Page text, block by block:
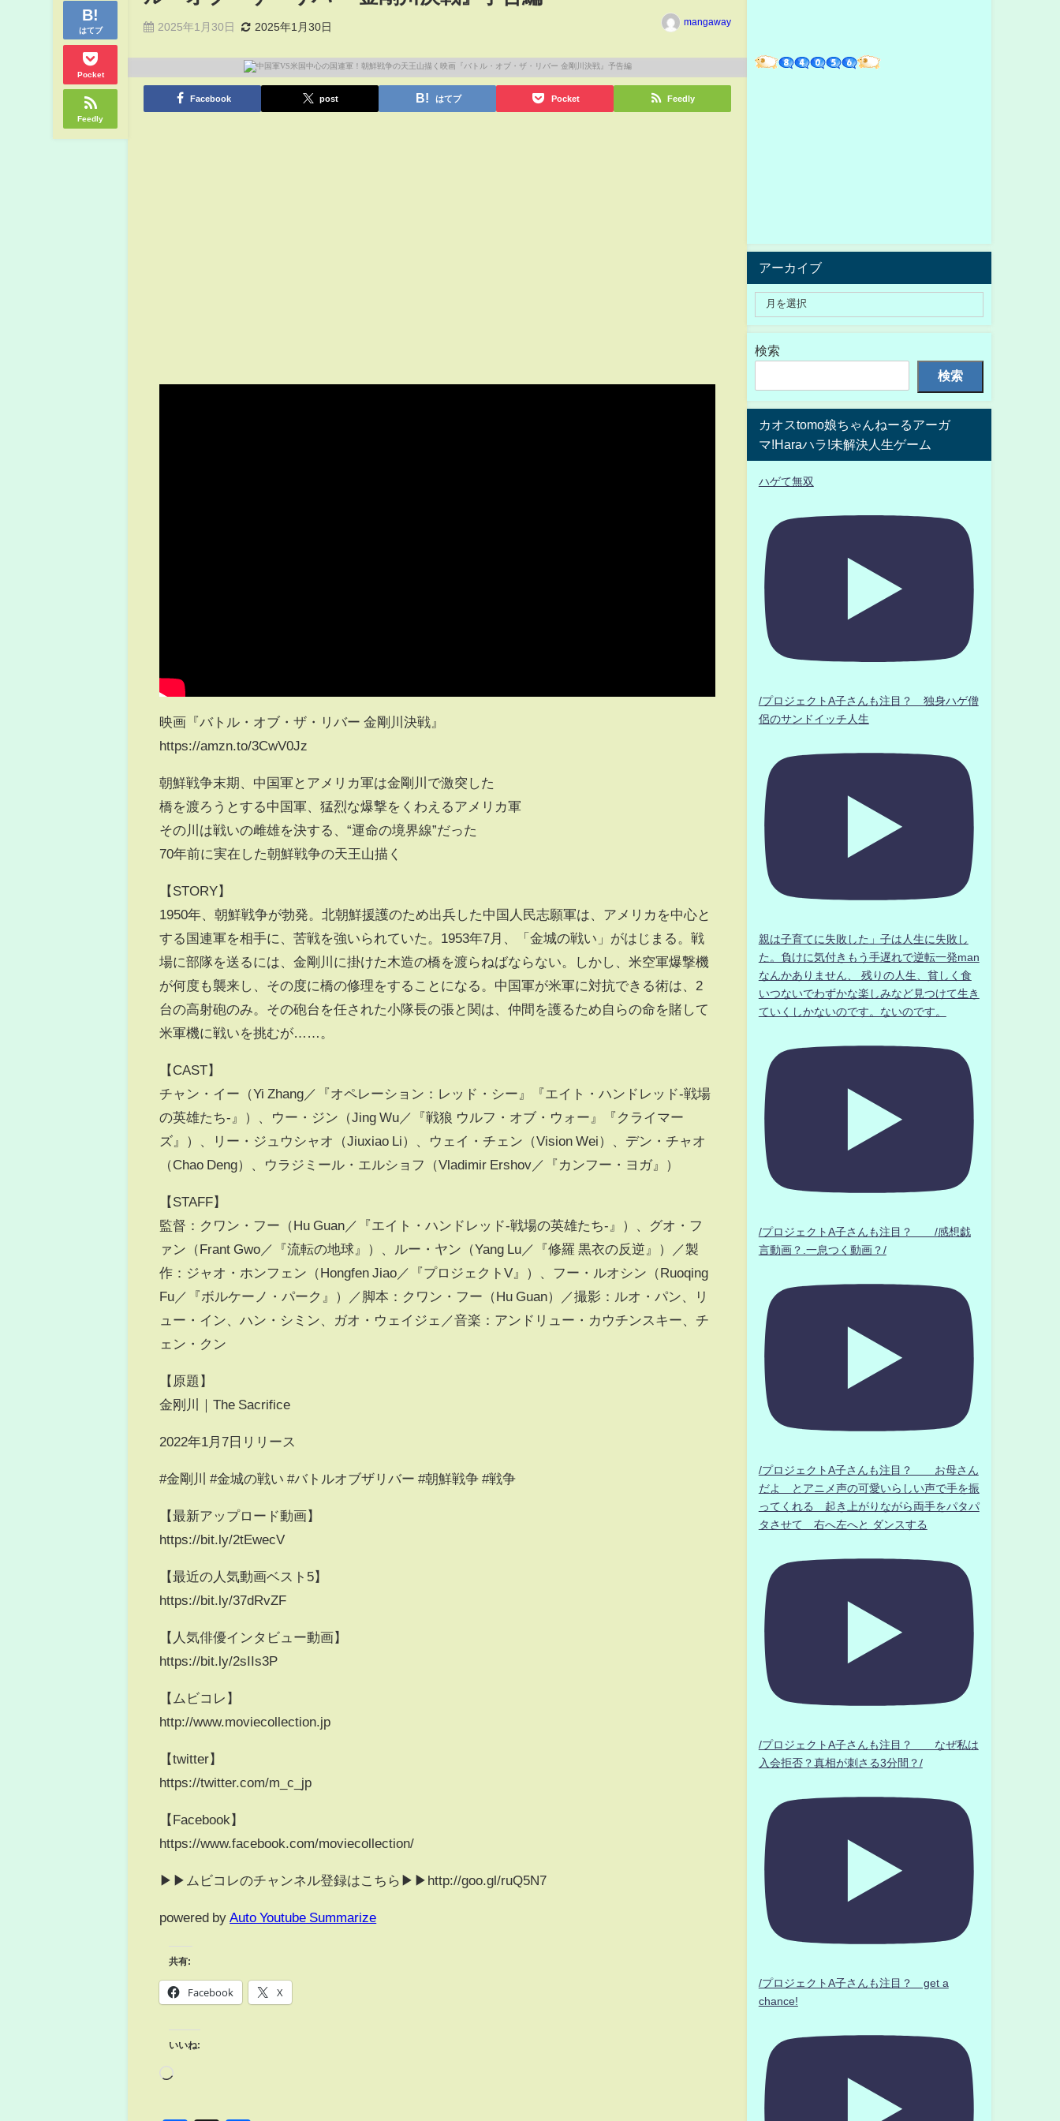
はてブ
Pocket
Feedly
2025年1月30日 2025年1月30日 mangaway
Facebook post はてブ Pocket Feedly
映画『バトル・オブ・ザ・リバー 金剛川決戦』
https://amzn.to/3CwV0Jz
朝鮮戦争末期、中国軍とアメリカ軍は金剛川で激突した
橋を渡ろうとする中国軍、猛烈な爆撃をくわえるアメリカ軍
その川は戦いの雌雄を決する、“運命の境界線”だった
70年前に実在した朝鮮戦争の天王山描く
【STORY】
1950年、朝鮮戦争が勃発。北朝鮮援護のため出兵した中国人民志願軍は、アメリカを中心と
する国連軍を相手に、苦戦を強いられていた。1953年7月、「金城の戦い」がはじまる。戦
場に部隊を送るには、金剛川に掛けた木造の橋を渡らねばならない。しかし、米空軍爆撃機
が何度も襲来し、その度に橋の修理をすることになる。中国軍が米軍に対抗できる術は、2
台の高射砲のみ。その砲台を任された小隊長の張と関は、仲間を護るため自らの命を賭して
米軍機に戦いを挑むが……。
【CAST】
チャン・イー（Yi Zhang／『オペレーション：レッド・シー』『エイト・ハンドレッド-戦場
の英雄たち-』）、ウー・ジン（Jing Wu／『戦狼 ウルフ・オブ・ウォー』『クライマー
ズ』）、リー・ジュウシャオ（Jiuxiao Li）、ウェイ・チェン（Vision Wei）、デン・チャオ
（Chao Deng）、ウラジミール・エルショフ（Vladimir Ershov／『カンフー・ヨガ』）
【STAFF】
監督：クワン・フー（Hu Guan／『エイト・ハンドレッド-戦場の英雄たち-』）、グオ・フ
ァン（Frant Gwo／『流転の地球』）、ルー・ヤン（Yang Lu／『修羅 黒衣の反逆』）／製
作：ジャオ・ホンフェン（Hongfen Jiao／『プロジェクトV』）、フー・ルオシン（Ruoqing
Fu／『ボルケーノ・パーク』）／脚本：クワン・フー（Hu Guan）／撮影：ルオ・パン、リ
ュー・イン、ハン・シミン、ガオ・ウェイジェ／音楽：アンドリュー・カウチンスキー、チ
ェン・クン
【原題】
金刚川｜The Sacrifice
2022年1月7日リリース
#金剛川 #金城の戦い #バトルオブザリバー #朝鮮戦争 #戦争
【最新アップロード動画】
https://bit.ly/2tEwecV
【最近の人気動画ベスト5】
https://bit.ly/37dRvZF
【人気俳優インタビュー動画】
https://bit.ly/2sIIs3P
【ムビコレ】
http://www.moviecollection.jp
【twitter】
https://twitter.com/m_c_jp
【Facebook】
https://www.facebook.com/moviecollection/
▶▶ムビコレのチャンネル登録はこちら▶▶http://goo.gl/ruQ5N7
powered by Auto Youtube Summarize
共有:
Facebook X
いいね:
アーカイブ
検索
検索
カオスtomo娘ちゃんねーるアーガ
マ!Haraハラ!未解決人生ゲーム
ハゲて無双
/プロジェクトA子さんも注目？ 独身ハゲ僧
侶のサンドイッチ人生
親は子育てに失敗した」子は人生に失敗し
た。負けに気付きもう手遅れで逆転一発man
なんかありません、 残りの人生、貧しく食
いつないでわずかな楽しみなど見つけて生き
ていくしかないのです。ないのです。
/プロジェクトA子さんも注目？ /感想戯
言動画？.一息つく動画？/
/プロジェクトA子さんも注目？ お母さん
だよ とアニメ声の可愛いらしい声で手を振
ってくれる 起き上がりながら両手をパタパ
タさせて 右へ左へと ダンスする
/プロジェクトA子さんも注目？ なぜ私は
入会拒否？真相が刺さる3分間？/
/プロジェクトA子さんも注目？ get a
chance!